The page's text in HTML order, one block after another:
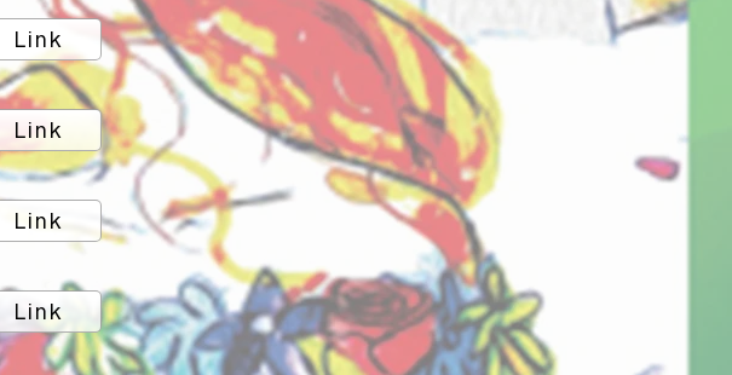
Link
Link
Link
Link